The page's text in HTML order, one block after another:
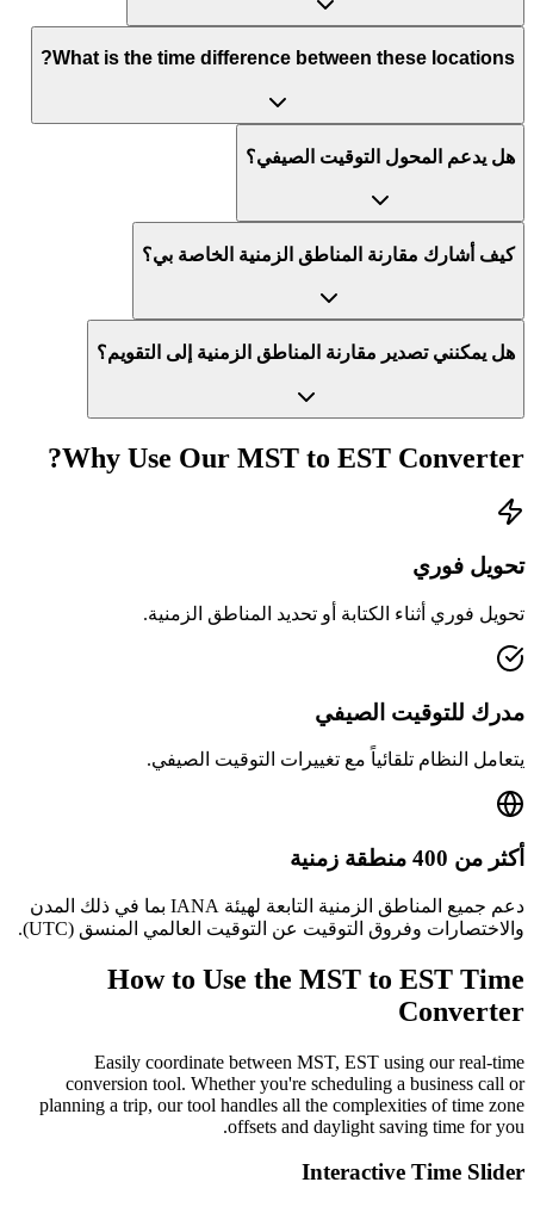
What is the time difference between these locations?
هل يدعم المحول التوقيت الصيفي؟
كيف أشارك مقارنة المناطق الزمنية الخاصة بي؟
هل يمكنني تصدير مقارنة المناطق الزمنية إلى التقويم؟
Why Use Our MST to EST Converter?
تحويل فوري
تحويل فوري أثناء الكتابة أو تحديد المناطق الزمنية.
مدرك للتوقيت الصيفي
يتعامل النظام تلقائياً مع تغييرات التوقيت الصيفي.
أكثر من 400 منطقة زمنية
دعم جميع المناطق الزمنية التابعة لهيئة IANA بما في ذلك المدن
والاختصارات وفروق التوقيت عن التوقيت العالمي المنسق (UTC).
How to Use the MST to EST Time
Converter
Easily coordinate between MST, EST using our real-time
conversion tool. Whether you're scheduling a business call or
planning a trip, our tool handles all the complexities of time zone
offsets and daylight saving time for you.
Interactive Time Slider